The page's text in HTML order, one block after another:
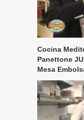
Cocina
Panettone
Mesa